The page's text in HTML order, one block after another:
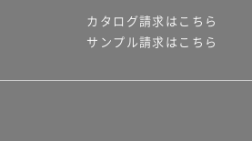
カタログ請求はこちら
サンプル請求はこちら